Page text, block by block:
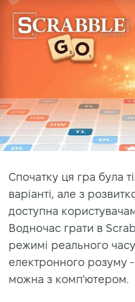
Спочатку ця гра була
варіанті, але з
доступна
Водночас грати в
режимі реального
електронного розуму
можна з комп'ютером.